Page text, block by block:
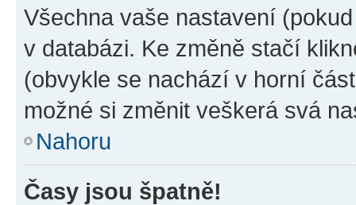
Všechna vaše nastavení
v databázi. Ke změně stačí
(obvykle se nachází v horní
možné si změnit veškerá svá
Nahoru
Časy jsou špatně!